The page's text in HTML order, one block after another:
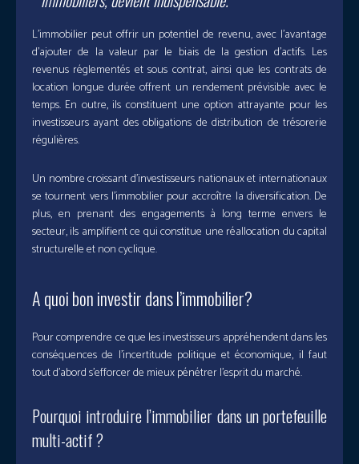
L’immobilier peut offrir un potentiel de revenu, avec l’avantage
d’ajouter de la valeur par le biais de la gestion d’actifs. Les
revenus réglementés et sous contrat, ainsi que les contrats de
location longue durée offrent un rendement prévisible avec le
temps. En outre, ils constituent une option attrayante pour les
investisseurs ayant des obligations de distribution de trésorerie
régulières.
Un nombre croissant d’investisseurs nationaux et internationaux
se tournent vers l’immobilier pour accroître la diversification. De
plus, en prenant des engagements à long terme envers le
secteur, ils amplifient ce qui constitue une réallocation du capital
structurelle et non cyclique.
A quoi bon investir dans l’immobilier?
Pour comprendre ce que les investisseurs appréhendent dans les
conséquences de l’incertitude politique et économique, il faut
tout d’abord s’efforcer de mieux pénétrer l’esprit du marché.
Pourquoi introduire l’immobilier dans un portefeuille
multi-actif ?